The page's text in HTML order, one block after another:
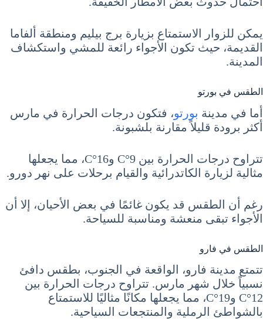
يمكن للزوار الاستمتاع بزيارة برج بيليم ومنطقة ألفاما
القديمة، حيث تكون الأجواء رائعة للمشي واستكشاف
المدينة.
الطقس في بورتو
أما في مدينة بورتو، فتكون درجات الحرارة في مارس
أكثر برودة قليلاً مقارنة بلشبونة.
تتراوح درجات الحرارة بين 9°C و16°C، مما يجعلها
مثالية لزيارة الكاتدرائية والقيام برحلات على نهر دورو.
رغم أن الطقس قد يكون غائمًا في بعض الأحيان، إلا أن
الأجواء تبقى منعشة ومناسبة للسياحة.
الطقس في فارو
تتمتع مدينة فارو، الواقعة في الجنوب، بطقس دافئ
نسبياً خلال شهر مارس. تتراوح درجات الحرارة بين
12°C و19°C، مما يجعلها مكانًا مثاليًا للاستمتاع
بالشواطئ الرملية والمنتجعات السياحية.